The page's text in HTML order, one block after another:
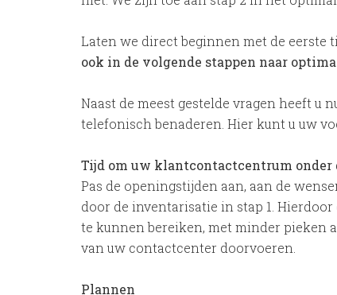
Laten we direct beginnen met de eerste
ook in de volgende stappen naar
Naast de meest gestelde vragen heeft u
telefonisch benaderen. Hier kunt u uw
Tijd om uw klantcontactcentrum onder
Pas de openingstijden aan, aan de
door de inventarisatie in stap 1.
te kunnen bereiken, met minder pieken
van uw contactcenter doorvoeren.
Plannen